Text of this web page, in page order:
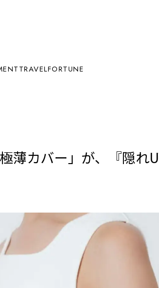
TRAVELFORTUNE
薄カバー」が、『隠れ